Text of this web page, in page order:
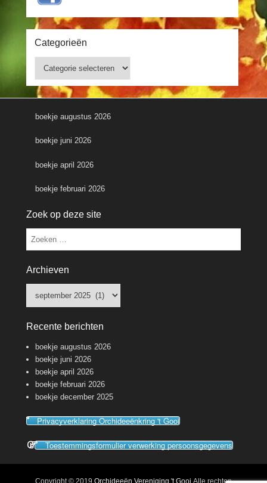
Categorieën
boekje augustus 2026
boekje juni 2026
boekje april 2026
boekje februari 2026
Zoek op deze site
Zoeken
Archieven
Recente berichten
boekje augustus 2026
boekje juni 2026
boekje april 2026
boekje februari 2026
boekje december 2025
Privacyverklaring Orchideeënkring 't Gooi
Toestemmingsformulier verwerking persoonsgegevens
Copyright © 2019 Orchideeën Vereniging 't Gooi Alle rechten